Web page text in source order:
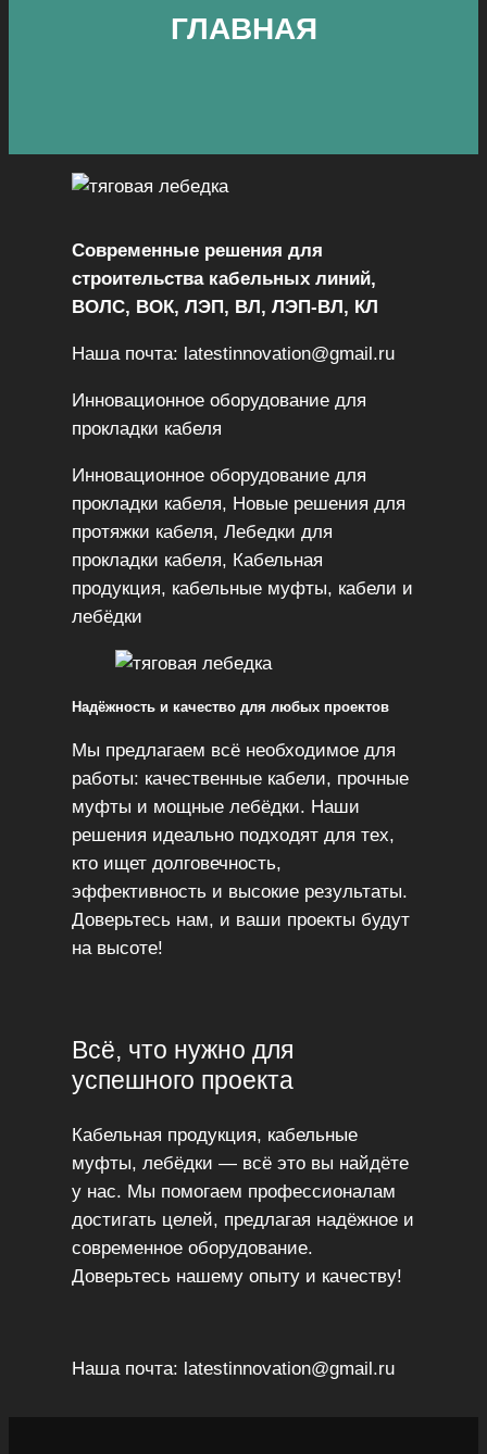
ГЛАВНАЯ
Современные решения для
строительства кабельных линий,
ВОЛС, ВОК, ЛЭП, ВЛ, ЛЭП-ВЛ, КЛ
Наша почта: latestinnovation@gmail.ru
Инновационное оборудование для
прокладки кабеля
Инновационное оборудование для
прокладки кабеля, Новые решения для
протяжки кабеля, Лебедки для
прокладки кабеля, Кабельная
продукция, кабельные муфты, кабели и
лебёдки
Надёжность и качество для любых проектов
Мы предлагаем всё необходимое для
работы: качественные кабели, прочные
муфты и мощные лебёдки. Наши
решения идеально подходят для тех,
кто ищет долговечность,
эффективность и высокие результаты.
Доверьтесь нам, и ваши проекты будут
на высоте!
Всё, что нужно для
успешного проекта
Кабельная продукция, кабельные
муфты, лебёдки — всё это вы найдёте
у нас. Мы помогаем профессионалам
достигать целей, предлагая надёжное и
современное оборудование.
Доверьтесь нашему опыту и качеству!
Наша почта: latestinnovation@gmail.ru